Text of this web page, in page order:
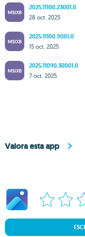
MSIXB
2025.11100.23001.0
28 oct. 2025
MSIXB
2025.11100.9001.0
15 oct. 2025
MSIXB
2025.11090.30001.0
7 oct. 2025
Valora esta app